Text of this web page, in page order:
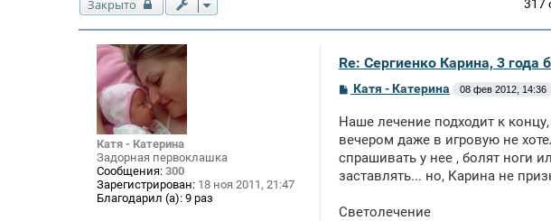
Закрыто 317
Катя - Катерина
Задорная первоклашка
Сообщения: 300
Зарегистрирован: 18 ноя 2011, 21:47
Благодарил (а): 9 раз
Re: Сергиенко Карина, 3 года
С
б
щ
н
и
Катя - Катерина 08 фев 2012, 14:36
Наше лечение подходит к
вечером даже в игровую не
спрашивать у нее , болят ноги
заставлять... но, Карина не
Светолечение